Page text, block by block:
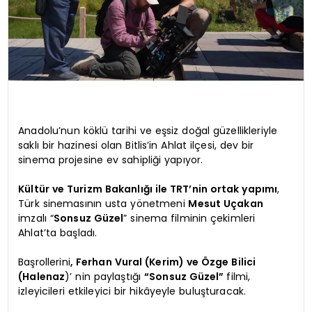
Anadolu’nun köklü tarihi ve eşsiz doğal güzellikleriyle
saklı bir hazinesi olan Bitlis’in Ahlat ilçesi, dev bir
sinema projesine ev sahipliği yapıyor.
Kültür ve Turizm Bakanlığı ile TRT’nin ortak yapımı,
Türk sinemasının usta yönetmeni Mesut Uçakan
imzalı “Sonsuz Güzel” sinema filminin çekimleri
Ahlat’ta başladı.
Başrollerini, Ferhan Vural (Kerim) ve Özge Bilici
(Halenaz)’ nin paylaştığı “Sonsuz Güzel” filmi,
izleyicileri etkileyici bir hikâyeyle buluşturacak.